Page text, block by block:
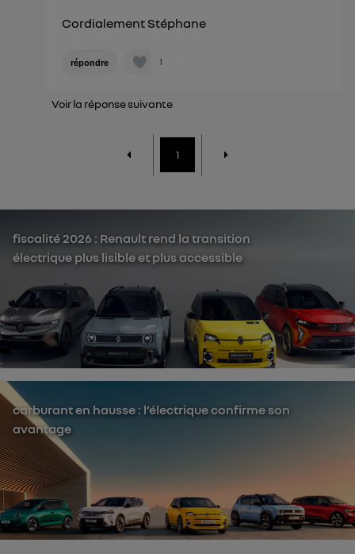
Cordialement Stéphane
répondre 1
Voir la réponse suivante
1
fiscalité 2026 : Renault rend la transition
électrique plus lisible et plus accessible
carburant en hausse : l’électrique confirme son
avantage